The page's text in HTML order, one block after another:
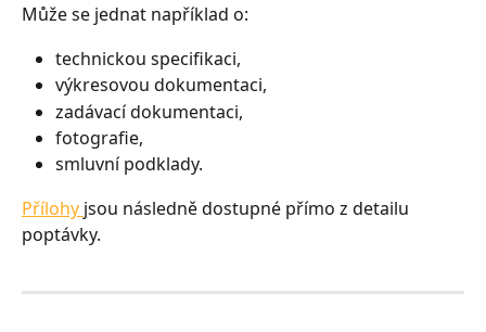
Může se jednat například o:
technickou specifikaci,
výkresovou dokumentaci,
zadávací dokumentaci,
fotografie,
smluvní podklady.
Přílohy jsou následně dostupné přímo z detailu
poptávky.